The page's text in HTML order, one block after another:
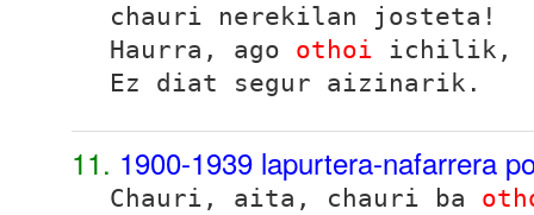
chauri nerekilan josteta!
Haurra, ago othoi ichilik,
Ez diat segur aizinarik .
11. 1900-1939 lapurtera-nafarrera
Chauri, aita, chauri ba